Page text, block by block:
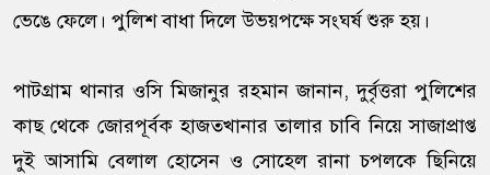
ভেঙে ফেলে। পুলিশ বাধা দিলে উভয়পক্ষে সংঘর্ষ শুরু হয়।
পাটগ্রাম থানার ওসি মিজানুর রহমান জানান, দুর্বৃত্তরা পুলিশের
কাছ থেকে জোরপূর্বক হাজতখানার তালার চাবি নিয়ে সাজাপ্রাপ্ত
দুই আসামি বেলাল হোসেন ও সোহেল রানা চপলকে ছিনিয়ে